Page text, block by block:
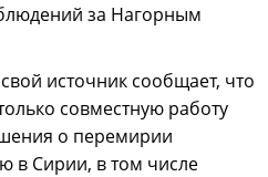
за Нагорным
источник сообщает, что
совместную работу
о перемирии
в Сирии, в том числе